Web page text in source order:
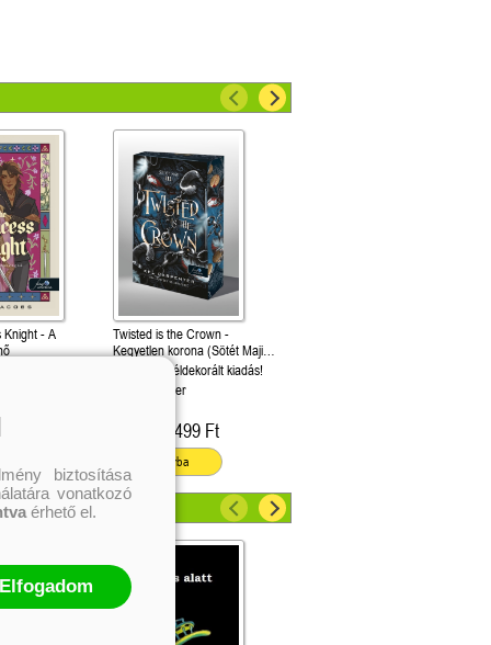
Knight - A
Twisted is the Crown -
Kegyetlen korona (Sötét Maji
Különleges éldekorált kiadás!
Kel Carpenter
4 499 Ft
Kosárba
biztosítása
vonatkozó
érhető el.
Elfogadom